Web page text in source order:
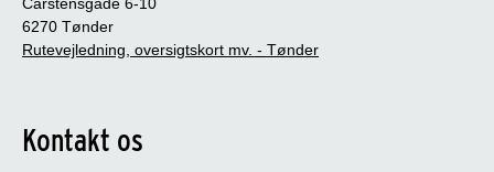
6270 Tønder
Rutevejledning, oversigtskort mv. - Tønder
Kontakt os